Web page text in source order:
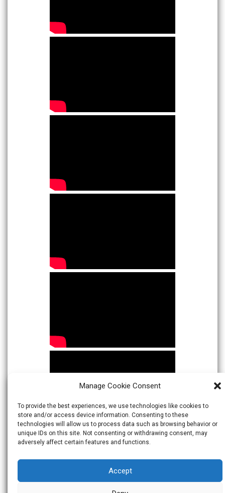
Manage Cookie Consent
To provide the best experiences, we use technologies like cookies to
store and/or access device information. Consenting to these
technologies will allow us to process data such as browsing behavior or
unique IDs on this site. Not consenting or withdrawing consent, may
adversely affect certain features and functions.
Accept